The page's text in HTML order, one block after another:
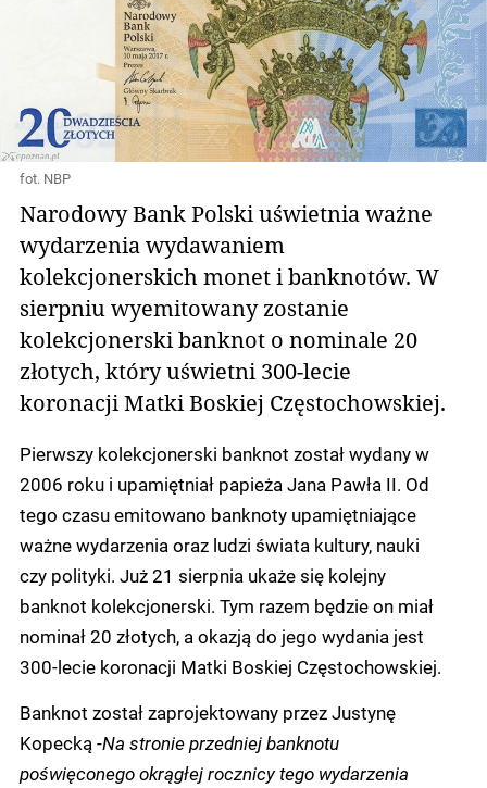
fot. NBP
Narodowy Bank Polski uświetnia ważne
wydarzenia wydawaniem
kolekcjonerskich monet i banknotów. W
sierpniu wyemitowany zostanie
kolekcjonerski banknot o nominale 20
złotych, który uświetni 300-lecie
koronacji Matki Boskiej Częstochowskiej.
Pierwszy kolekcjonerski banknot został wydany w
2006 roku i upamiętniał papieża Jana Pawła II. Od
tego czasu emitowano banknoty upamiętniające
ważne wydarzenia oraz ludzi świata kultury, nauki
czy polityki. Już 21 sierpnia ukaże się kolejny
banknot kolekcjonerski. Tym razem będzie on miał
nominał 20 złotych, a okazją do jego wydania jest
300-lecie koronacji Matki Boskiej Częstochowskiej.
Banknot został zaprojektowany przez Justynę
Kopecką -Na stronie przedniej banknotu
poświęconego okrągłej rocznicy tego wydarzenia